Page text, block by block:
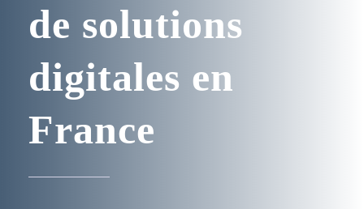
de solutions
digitales en
France